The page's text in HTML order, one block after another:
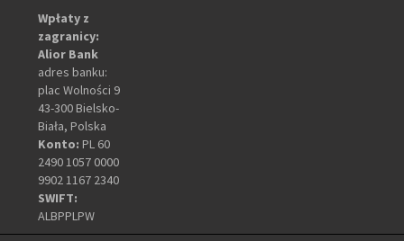
Wpłaty z
zagranicy:
Alior Bank
adres banku:
plac Wolności 9
43-300 Bielsko-
Biała, Polska
Konto: PL 60
2490 1057 0000
9902 1167 2340
SWIFT:
ALBPPLPW